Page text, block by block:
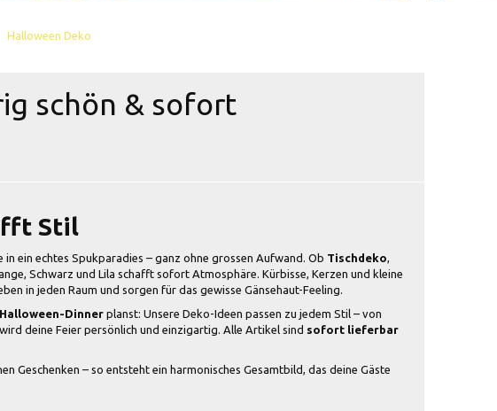
Halloween Deko
schön & sofort
Stil
ein echtes Spukparadies – ganz ohne grossen Aufwand. Ob Tischdeko
Schwarz und Lila schafft sofort Atmosphäre. Kürbisse, Kerzen und kleine
in jeden Raum und sorgen für das gewisse Gänsehaut-Feeling.
Halloween-Dinnerplanst: Unsere Deko-Ideen passen zu jedem Stil – von
wird deine Feier persönlich und einzigartig. Alle Artikel sind sofort lieferbar
Geschenken – so entsteht ein harmonisches Gesamtbild, das deine Gäste